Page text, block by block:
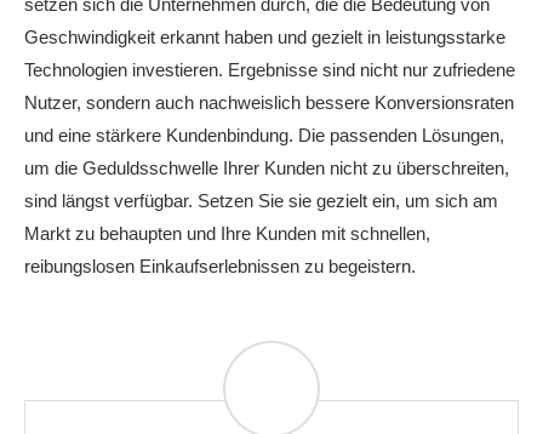
Geschwindigkeit erkannt haben und gezielt in leistungsstarke
Technologien investieren. Ergebnisse sind nicht nur zufriedene
Nutzer, sondern auch nachweislich bessere Konversionsraten
und eine stärkere Kundenbindung. Die passenden Lösungen,
um die Geduldsschwelle Ihrer Kunden nicht zu überschreiten,
sind längst verfügbar. Setzen Sie sie gezielt ein, um sich am
Markt zu behaupten und Ihre Kunden mit schnellen,
reibungslosen Einkaufserlebnissen zu begeistern.